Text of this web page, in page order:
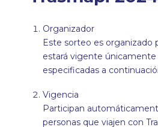
Organizador
Este sorteo es organizado
estará vigente
especificadas a
Vigencia
Participan
personas que viajen con